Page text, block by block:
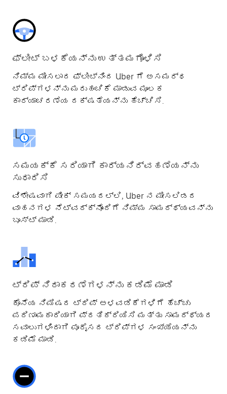
ಫ್ಲೀಟ್ ಬಳಕೆಯನ್ನು ಉತ್ತಮಗೊಳಿಸಿ
ನಿಮ್ಮ ಮೀಸಲಾದ ಫ್ಲೀಟ್ನಿಂದ Uber ಗೆ ಅಸಮರ್ಥ
ಟ್ರಿಪ್ಗಳನ್ನು ಮರುಹಂಚಿಕೆ ಮಾಡುವ ಮೂಲಕ
ಕಾರ್ಯಾಚರಣೆಯ ದಕ್ಷತೆಯನ್ನು ಹೆಚ್ಚಿಸಿ.
ಸಮಯಕ್ಕೆ ಸರಿಯಾಗಿ ಕಾರ್ಯನಿರ್ವಹಣೆಯನ್ನು
ಸುಧಾರಿಸಿ
ವಿಶೇಷವಾಗಿ ಪೀಕ್ ಸಮಯದಲ್ಲಿ, Uber ನ ಮೀಸಲಿಡದ
ವಾಹನಗಳ ನೆಟ್ವರ್ಕ್ನೊಂದಿಗೆ ನಿಮ್ಮ ಸಾಮರ್ಥ್ಯವನ್ನು
ಬೂಸ್ಟ್ ಮಾಡಿ.
ಟ್ರಿಪ್ ನಿರಾಕರಣೆಗಳನ್ನು ಕಡಿಮೆ ಮಾಡಿ
ಕೊನೆಯ ನಿಮಿಷದ ಟ್ರಿಪ್ ಅಳವಡಿಕೆಗಳಿಗೆ ಹೆಚ್ಚು
ಪರಿಣಾಮಕಾರಿಯಾಗಿ ಪ್ರತಿಕ್ರಿಯಿಸಿ ಮತ್ತು ಸಾಮರ್ಥ್ಯದ
ಸವಾಲುಗಳಿಂದಾಗಿ ಪೂರೈಸದ ಟ್ರಿಪ್ಗಳ ಸಂಖ್ಯೆಯನ್ನು
ಕಡಿಮೆ ಮಾಡಿ.